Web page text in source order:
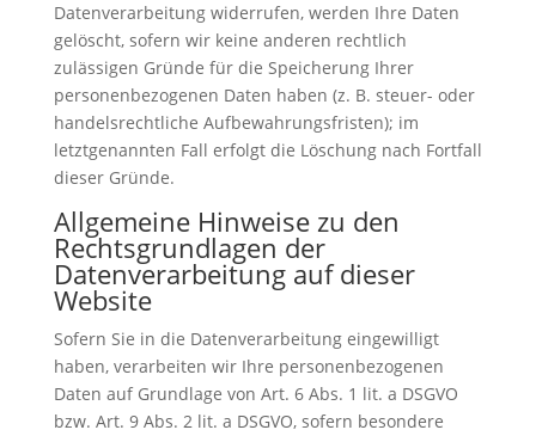
Datenverarbeitung widerrufen, werden Ihre Daten
gelöscht, sofern wir keine anderen rechtlich
zulässigen Gründe für die Speicherung Ihrer
personenbezogenen Daten haben (z. B. steuer- oder
handelsrechtliche Aufbewahrungsfristen); im
letztgenannten Fall erfolgt die Löschung nach Fortfall
dieser Gründe.
Allgemeine Hinweise zu den
Rechtsgrundlagen der
Datenverarbeitung auf dieser
Website
Sofern Sie in die Datenverarbeitung eingewilligt
haben, verarbeiten wir Ihre personenbezogenen
Daten auf Grundlage von Art. 6 Abs. 1 lit. a DSGVO
bzw. Art. 9 Abs. 2 lit. a DSGVO, sofern besondere